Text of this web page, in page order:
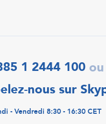
1 2444 100 ou
nous sur
- Vendredi 8:30 - 16:30 CET